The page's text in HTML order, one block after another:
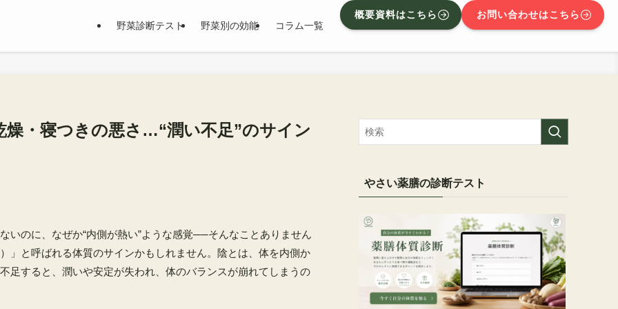
野菜診断テスト 野菜別の効能 コラム一覧
概要資料はこちら お問い合わせはこちら
燥・寝つきの悪さ…“潤い不足”のサイン
いのに、なぜか“内側が熱い”ような感覚──そんなことありません
」と呼ばれる体質のサインかもしれません。陰とは、体を内側か
足すると、潤いや安定が失われ、体のバランスが崩れてしまうの
やさい薬膳の診断テスト